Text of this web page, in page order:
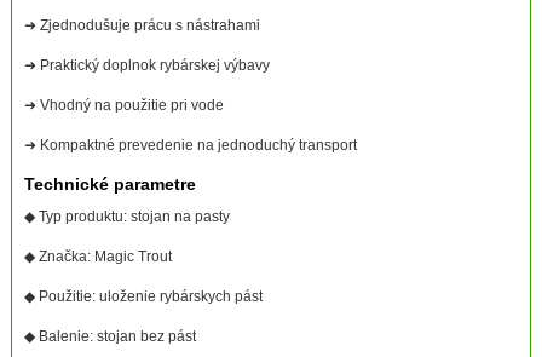
➜ Zjednodušuje prácu s nástrahami
➜ Praktický doplnok rybárskej výbavy
➜ Vhodný na použitie pri vode
➜ Kompaktné prevedenie na jednoduchý transport
Technické parametre
◆ Typ produktu: stojan na pasty
◆ Značka: Magic Trout
◆ Použitie: uloženie rybárskych pást
◆ Balenie: stojan bez pást